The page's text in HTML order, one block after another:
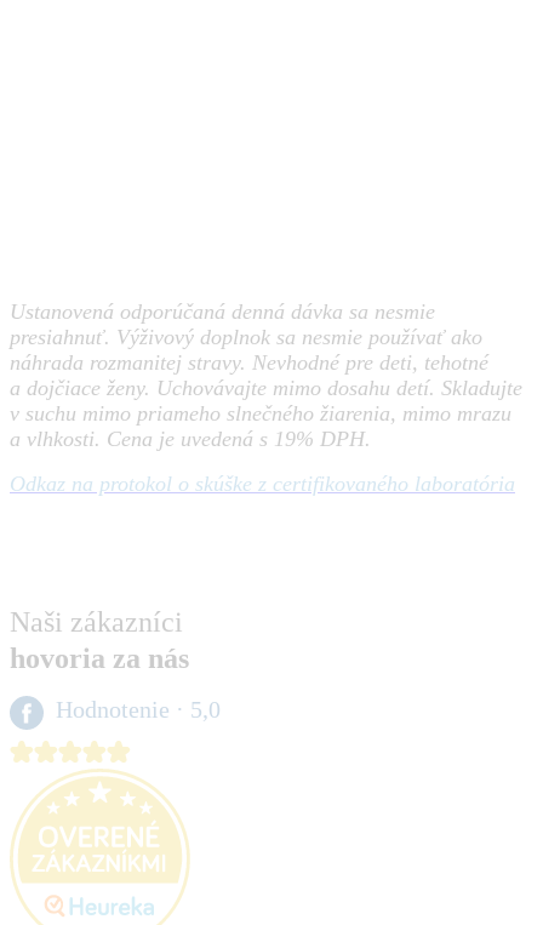
Ustanovená odporúčaná denná dávka sa nesmie
presiahnuť. Výživový doplnok sa nesmie používať ako
náhrada rozmanitej stravy. Nevhodné pre deti, tehotné
a dojčiace ženy. Uchovávajte mimo dosahu detí. Skladujte
v suchu mimo priameho slnečného žiarenia, mimo mrazu
a vlhkosti. Cena je uvedená s 19% DPH.
Odkaz na protokol o skúške z certifikovaného laboratória
Naši zákazníci
hovoria za nás
Hodnotenie · 5,0